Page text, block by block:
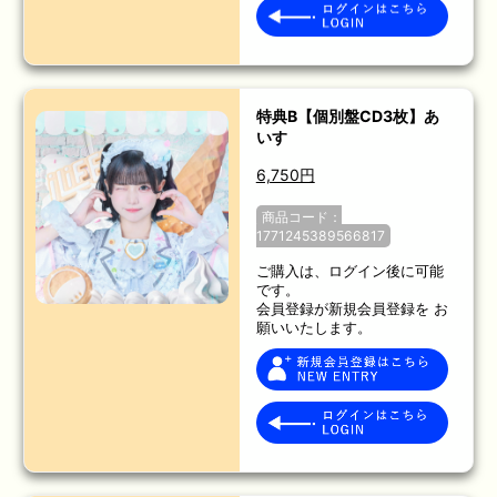
特典B【個別盤CD3枚】あ
いす
6,750円
商品コード：
1771245389566817
ご購入は、ログイン後に可能
です。
会員登録が新規会員登録を お
願いいたします。